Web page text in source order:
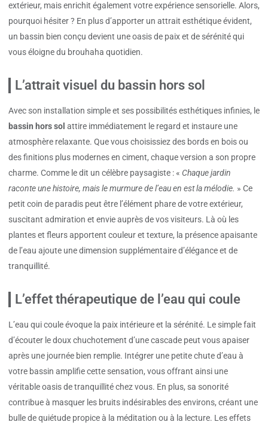
extérieur, mais enrichit également votre expérience sensorielle. Alors,
pourquoi hésiter ? En plus d’apporter un attrait esthétique évident,
un bassin bien conçu devient une oasis de paix et de sérénité qui
vous éloigne du brouhaha quotidien.
L’attrait visuel du bassin hors sol
Avec son installation simple et ses possibilités esthétiques infinies, le
bassin hors sol attire immédiatement le regard et instaure une
atmosphère relaxante. Que vous choisissiez des bords en bois ou
des finitions plus modernes en ciment, chaque version a son propre
charme. Comme le dit un célèbre paysagiste : « Chaque jardin
raconte une histoire, mais le murmure de l’eau en est la mélodie. » Ce
petit coin de paradis peut être l’élément phare de votre extérieur,
suscitant admiration et envie auprès de vos visiteurs. Là où les
plantes et fleurs apportent couleur et texture, la présence apaisante
de l’eau ajoute une dimension supplémentaire d’élégance et de
tranquillité.
L’effet thérapeutique de l’eau qui coule
L’eau qui coule évoque la paix intérieure et la sérénité. Le simple fait
d’écouter le doux chuchotement d’une cascade peut vous apaiser
après une journée bien remplie. Intégrer une petite chute d’eau à
votre bassin amplifie cette sensation, vous offrant ainsi une
véritable oasis de tranquillité chez vous. En plus, sa sonorité
contribue à masquer les bruits indésirables des environs, créant une
bulle de quiétude propice à la méditation ou à la lecture. Les effets